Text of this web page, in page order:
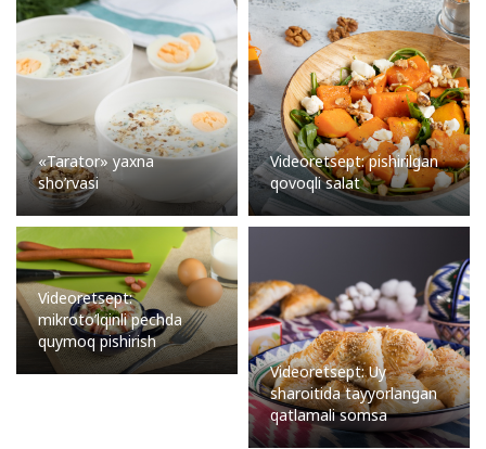
«Tarator» yaxna
sho’rvasi
Videoretsept: pishirilgan
qovoqli salat
Videoretsept:
mikroto’lqinli pechda
quymoq pishirish
Videoretsept: Uy
sharoitida tayyorlangan
qatlamali somsa